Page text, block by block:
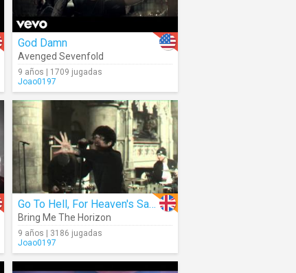
God Damn
Avenged Sevenfold
9 años | 1709 jugadas
Joao0197
Go To Hell, For Heaven's Sake
Bring Me The Horizon
9 años | 3186 jugadas
Joao0197